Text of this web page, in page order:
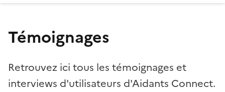
Témoignages
Retrouvez ici tous les témoignages et
interviews d'utilisateurs d'Aidants Connect.